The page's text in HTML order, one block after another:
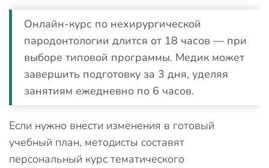
Онлайн-курс по нехирургической
пародонтологии длится от 18 часов — при
выборе типовой программы. Медик может
завершить подготовку за 3 дня, уделяя
занятиям ежедневно по 6 часов.
Если нужно внести изменения в готовый
учебный план, методисты составят
персональный курс тематического